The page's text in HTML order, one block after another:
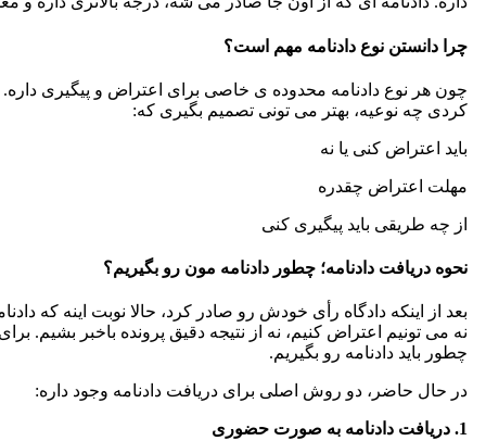
چرا دانستن نوع دادنامه مهم است؟
چون هر نوع دادنامه محدوده ی خاصی برای اعتراض و پیگیری داره.
کردی چه نوعیه، بهتر می تونی تصمیم بگیری که:
باید اعتراض کنی یا نه
مهلت اعتراض چقدره
از چه طریقی باید پیگیری کنی
نحوه دریافت دادنامه؛ چطور دادنامه مون رو بگیریم؟
بعد از اینکه دادگاه رأی خودش رو صادر کرد، حالا نوبت اینه که
نه می تونیم اعتراض کنیم، نه از نتیجه دقیق پرونده باخبر بشیم.
چطور باید دادنامه رو بگیریم.
در حال حاضر، دو روش اصلی برای دریافت دادنامه وجود داره:
1. دریافت دادنامه به صورت حضوری